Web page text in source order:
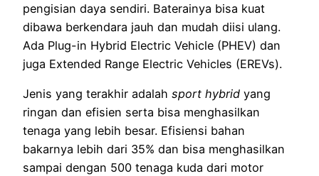
pengisian daya sendiri. Baterainya bisa kuat
dibawa berkendara jauh dan mudah diisi ulang.
Ada Plug-in Hybrid Electric Vehicle (PHEV) dan
juga Extended Range Electric Vehicles (EREVs).
Jenis yang terakhir adalah sport hybrid yang
ringan dan efisien serta bisa menghasilkan
tenaga yang lebih besar. Efisiensi bahan
bakarnya lebih dari 35% dan bisa menghasilkan
sampai dengan 500 tenaga kuda dari motor